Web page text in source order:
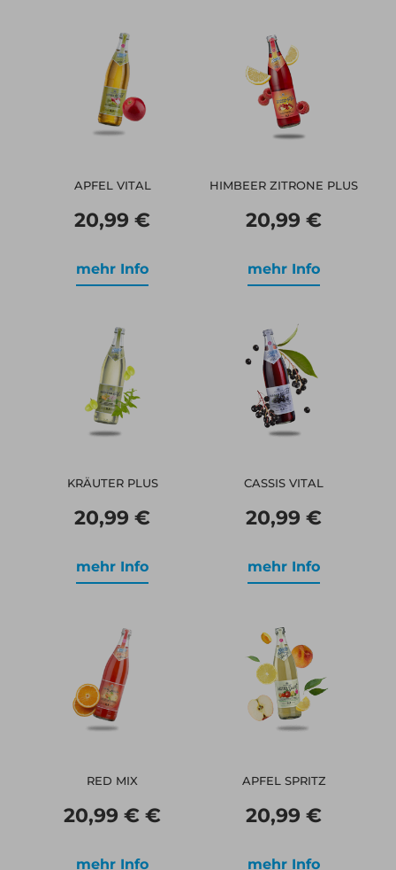
APFEL VITAL
20,99 €
mehr Info
HIMBEER ZITRONE PLUS
20,99 €
mehr Info
KRÄUTER PLUS
20,99 €
mehr Info
CASSIS VITAL
20,99 €
mehr Info
RED MIX
20,99 € €
mehr Info
APFEL SPRITZ
20,99 €
mehr Info